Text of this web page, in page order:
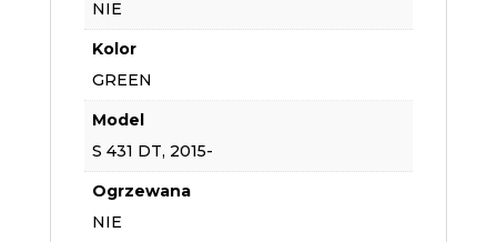
NIE
Kolor
GREEN
Model
S 431 DT, 2015-
Ogrzewana
NIE